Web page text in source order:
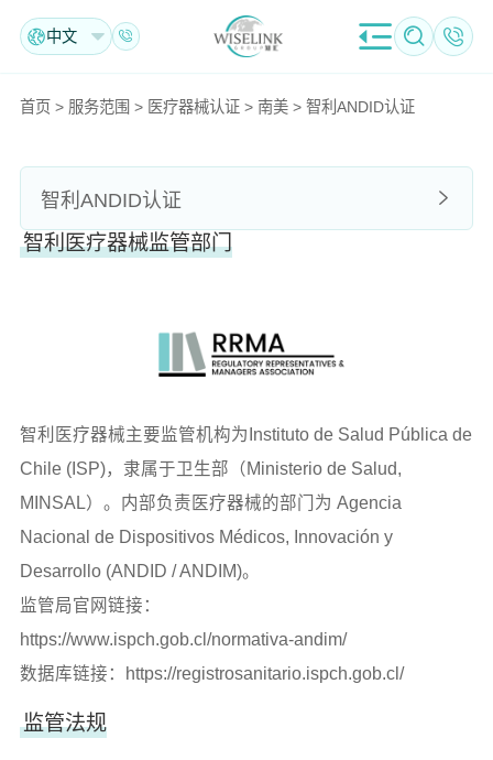
中文
首页 > 服务范围 > 医疗器械认证 > 南美 > 智利ANDID认证
智利ANDID认证
智利医疗器械监管部门
智利医疗器械主要监管机构为Instituto de Salud Pública de
Chile (ISP)，隶属于卫生部（Ministerio de Salud,
MINSAL）。内部负责医疗器械的部门为 Agencia
Nacional de Dispositivos Médicos, Innovación y
Desarrollo (ANDID / ANDIM)。
监管局官网链接：
https://www.ispch.gob.cl/normativa-andim/
数据库链接：
https://registrosanitario.ispch.gob.cl/
监管法规